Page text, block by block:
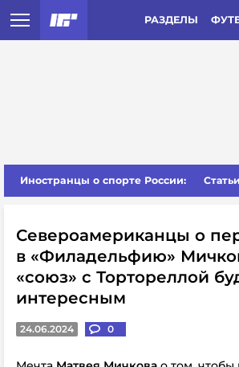
РАЗДЕЛЫ
Иностранцы о спорте России: Статьи
Североамериканцы о
в «Филадельфию»
«союз» с Тортореллой
интересным
24.06.2024 0